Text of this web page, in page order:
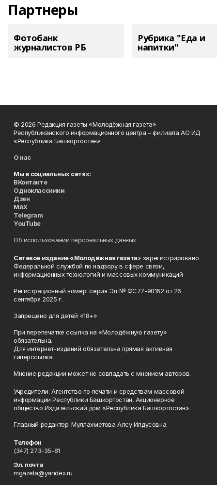
Партнеры
Фотобанк
журналистов РБ
Рубрика "Еда и
напитки"
© 2026 Редакция газеты «Молодёжная газета»
Республиканского информационного центра – филиала АО ИД
«Республика Башкортостан»
О нас
Мы в социальных сетях:
ВКонтакте
Одноклассники
Дзен
MAX
Telegram
YouTube
Об использовании персональных данных
Сетевое издание «Молодёжная газета» зарегистрировано
Федеральной службой по надзору в сфере связи,
информационных технологий и массовых коммуникаций
Регистрационный номер: серия Эл № ФС77-90162 от 26
сентября 2025 г.
Запрещено для детей «18+»
При перепечатке ссылка на «Молодёжную газету»
обязательна.
Для интернет-изданий обязательна прямая активная
гиперссылка.
Мнение редакции может не совпадать с мнением авторов.
Учредители: Агентство по печати и средствам массовой
информации Республики Башкортостан, Акционерное
общество Издательский дом «Республика Башкортостан».
Главный редактор: Муллахметова Алсу Илдусовна.
Телефон
(347) 273-35-81
Эл. почта
mgazeta@yandex.ru